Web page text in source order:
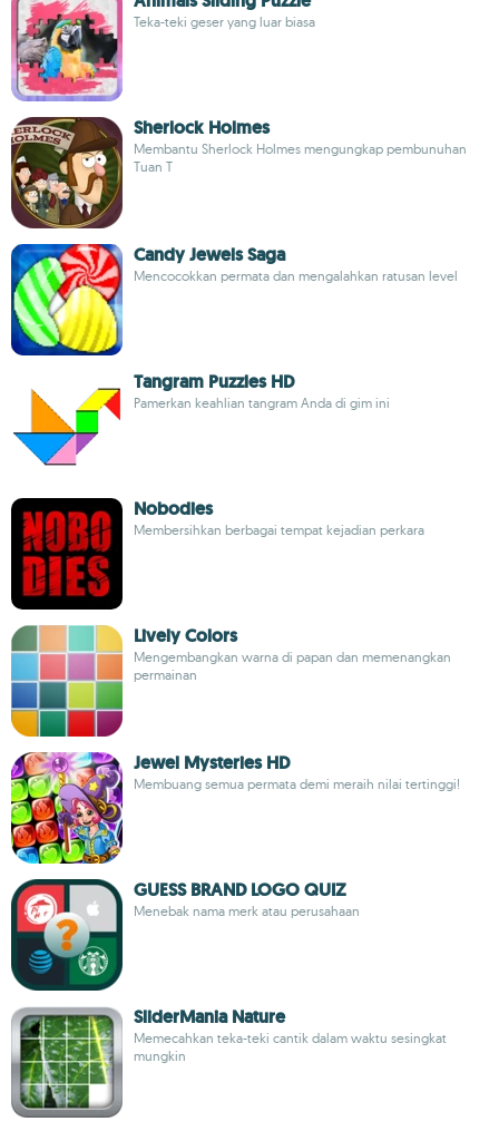
Teka-teki geser yang luar biasa
Sherlock Holmes
Membantu Sherlock Holmes mengungkap pembunuhan
Tuan T
Candy Jewels Saga
Mencocokkan permata dan mengalahkan ratusan level
Tangram Puzzles HD
Pamerkan keahlian tangram Anda di gim ini
Nobodies
Membersihkan berbagai tempat kejadian perkara
Lively Colors
Mengembangkan warna di papan dan memenangkan
permainan
Jewel Mysteries HD
Membuang semua permata demi meraih nilai tertinggi!
GUESS BRAND LOGO QUIZ
Menebak nama merk atau perusahaan
SliderMania Nature
Memecahkan teka-teki cantik dalam waktu sesingkat
mungkin